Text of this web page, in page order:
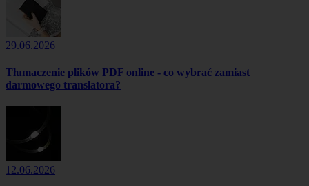
29.06.2026
Tłumaczenie plików PDF online - co wybrać zamiast
darmowego translatora?
12.06.2026